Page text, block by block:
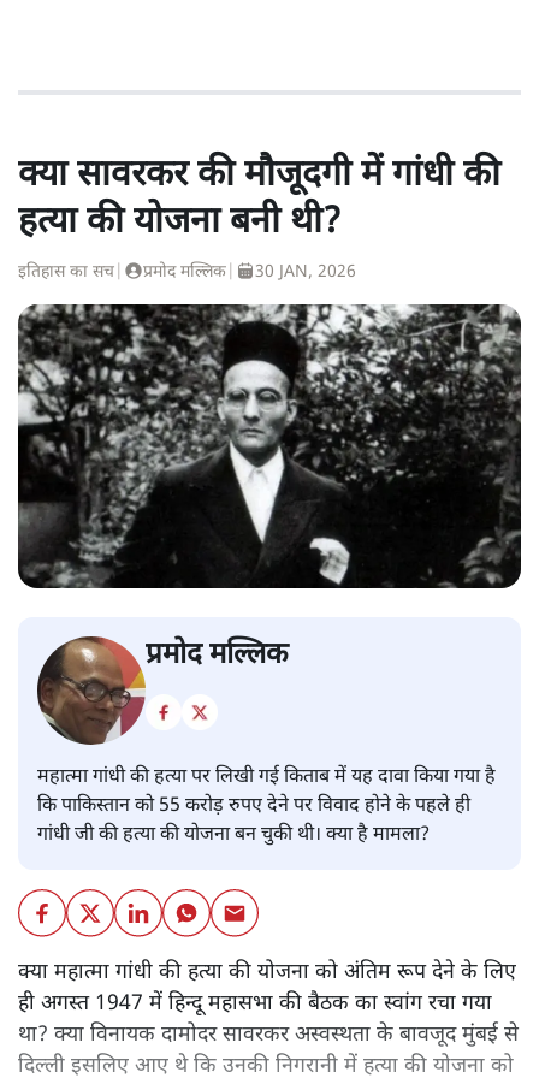
क्या सावरकर की मौजूदगी में गांधी की
हत्या की योजना बनी थी?
इतिहास का सच प्रमोद मल्लिक 30 JAN, 2026
प्रमोद मल्लिक
महात्मा गांधी की हत्या पर लिखी गई किताब में यह दावा किया गया है
कि पाकिस्तान को 55 करोड़ रुपए देने पर विवाद होने के पहले ही
गांधी जी की हत्या की योजना बन चुकी थी। क्या है मामला?
क्या महात्मा गांधी की हत्या की योजना को अंतिम रूप देने के लिए
ही अगस्त 1947 में हिन्दू महासभा की बैठक का स्वांग रचा गया
था? क्या विनायक दामोदर सावरकर अस्वस्थता के बावजूद मुंबई से
दिल्ली इसलिए आए थे कि उनकी निगरानी में हत्या की योजना को